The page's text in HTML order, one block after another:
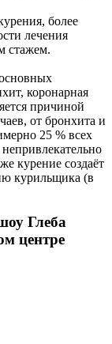
более
лечения
стажем.
коронарная
причиной
от бронхита и
25 % всех
курение создаёт
курильщика (в
Глеба
центре